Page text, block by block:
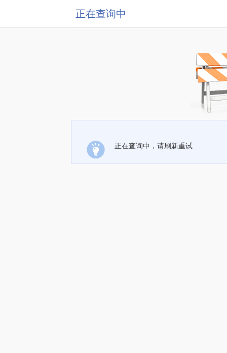
正在查询中
正在查询中，请刷新重试